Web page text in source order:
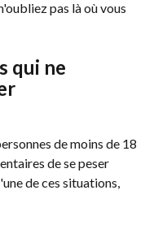
pas là où vous
qui ne
de moins de 18
de se peser
de ces situations,